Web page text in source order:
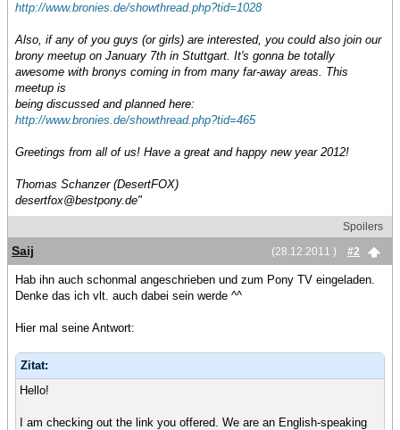
http://www.bronies.de/showthread.php?tid=1028
Also, if any of you guys (or girls) are interested, you could also join our
brony meetup on January 7th in Stuttgart. It's gonna be totally
awesome with bronys coming in from many far-away areas. This
meetup is
being discussed and planned here:
http://www.bronies.de/showthread.php?tid=465
Greetings from all of us! Have a great and happy new year 2012!
Thomas Schanzer (DesertFOX)
desertfox@bestpony.de"
Spoilers
(28.12.2011 )
#2
Saij
Hab ihn auch schonmal angeschrieben und zum Pony TV eingeladen.
Denke das ich vlt. auch dabei sein werde ^^
Hier mal seine Antwort:
Zitat:
Hello!
I am checking out the link you offered. We are an English-speaking